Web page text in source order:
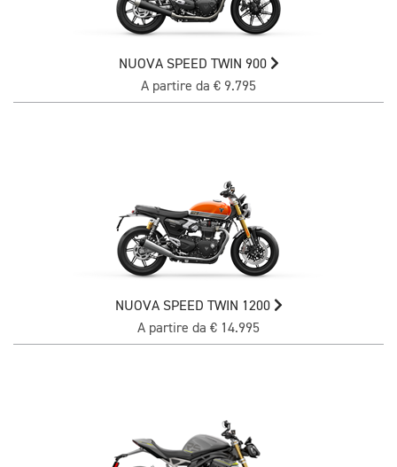
NUOVA SPEED TWIN 900
A partire da € 9.795
NUOVA SPEED TWIN 1200
A partire da € 14.995